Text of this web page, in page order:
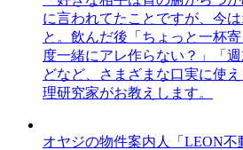
に言われてたことですが、今
と。飲んだ後「ちょっと一杯
度一緒にアレ作らない？」「
どなど、さまざまな口実に使
理研究家がお教えします。
オヤジの物件案内人「LEON不